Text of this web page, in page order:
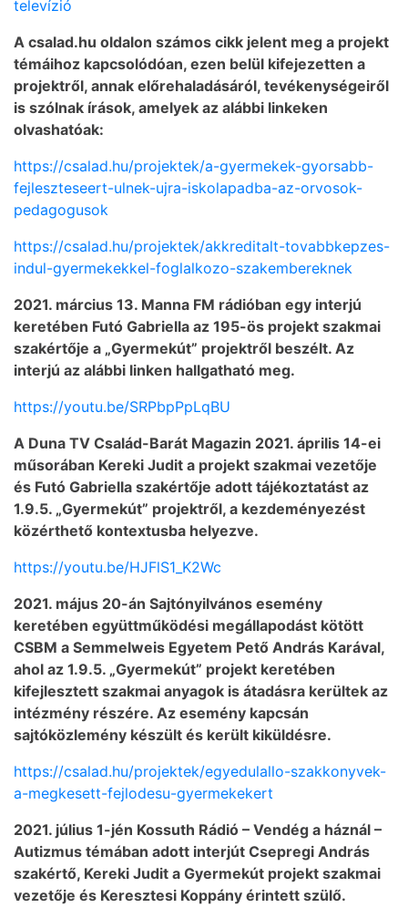
televízió
A csalad.hu oldalon számos cikk jelent meg a projekt
témáihoz kapcsolódóan, ezen belül kifejezetten a
projektről, annak előrehaladásáról, tevékenységeiről
is szólnak írások, amelyek az alábbi linkeken
olvashatóak:
https://csalad.hu/projektek/a-gyermekek-gyorsabb-
fejleszteseert-ulnek-ujra-iskolapadba-az-orvosok-
pedagogusok
https://csalad.hu/projektek/akkreditalt-tovabbkepzes-
indul-gyermekekkel-foglalkozo-szakembereknek
2021. március 13. Manna FM rádióban egy interjú
keretében Futó Gabriella az 195-ös projekt szakmai
szakértője a „Gyermekút” projektről beszélt. Az
interjú az alábbi linken hallgatható meg.
https://youtu.be/SRPbpPpLqBU
A Duna TV Család-Barát Magazin 2021. április 14-ei
műsorában Kereki Judit a projekt szakmai vezetője
és Futó Gabriella szakértője adott tájékoztatást az
1.9.5. „Gyermekút” projektről, a kezdeményezést
közérthető kontextusba helyezve.
https://youtu.be/HJFlS1_K2Wc
2021. május 20-án Sajtónyilvános esemény
keretében együttműködési megállapodást kötött
CSBM a Semmelweis Egyetem Pető András Karával,
ahol az 1.9.5. „Gyermekút” projekt keretében
kifejlesztett szakmai anyagok is átadásra kerültek az
intézmény részére. Az esemény kapcsán
sajtóközlemény készült és került kiküldésre.
https://csalad.hu/projektek/egyedulallo-szakkonyvek-
a-megkesett-fejlodesu-gyermekekert
2021. július 1-jén Kossuth Rádió – Vendég a háznál –
Autizmus témában adott interjút Csepregi András
szakértő, Kereki Judit a Gyermekút projekt szakmai
vezetője és Keresztesi Koppány érintett szülő.